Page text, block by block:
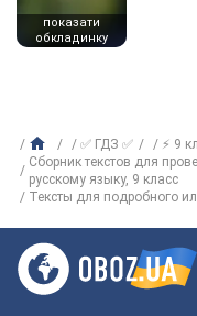
показати
обкладинку
✅ ГДЗ ✅ ⚡ 9
Сборник текстов для
русскому языку, 9 класс
Тексты для подробного